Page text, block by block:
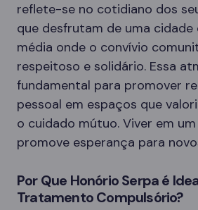
reflete-se no cotidiano dos
que desfrutam de uma cidade
média onde o convívio
respeitoso e solidário. Essa
fundamental para promover
pessoal em espaços que
o cuidado mútuo. Viver em
promove esperança para
Por Que Honório Serpa é
Tratamento Compulsório?